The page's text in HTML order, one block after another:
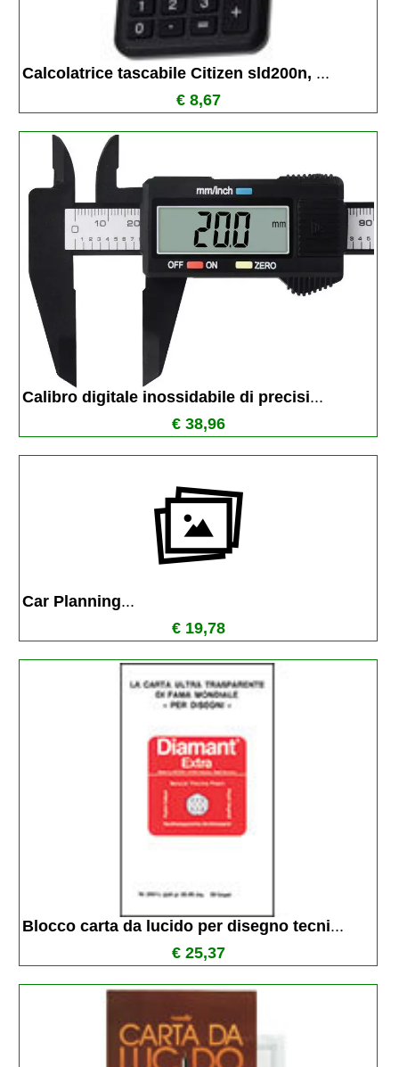
Calcolatrice tascabile Citizen sld200n, ...
€ 8,67
Calibro digitale inossidabile di precisi...
€ 38,96
Car Planning...
€ 19,78
Blocco carta da lucido per disegno tecni...
€ 25,37